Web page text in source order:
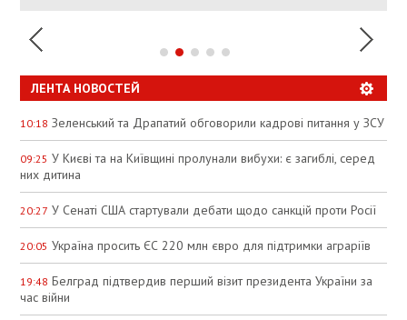
ЛЕНТА НОВОСТЕЙ
10:18 Зеленський та Драпатий обговорили кадрові питання у ЗСУ
09:25 У Києві та на Київщині пролунали вибухи: є загиблі, серед
них дитина
20:27 У Сенаті США стартували дебати щодо санкцій проти Росії
20:05 Україна просить ЄС 220 млн євро для підтримки аграріїв
19:48 Белград підтвердив перший візит президента України за
час війни